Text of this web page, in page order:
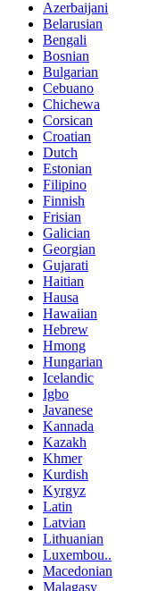
Azerbaijani
Belarusian
Bengali
Bosnian
Bulgarian
Cebuano
Chichewa
Corsican
Croatian
Dutch
Estonian
Filipino
Finnish
Frisian
Galician
Georgian
Gujarati
Haitian
Hausa
Hawaiian
Hebrew
Hmong
Hungarian
Icelandic
Igbo
Javanese
Kannada
Kazakh
Khmer
Kurdish
Kyrgyz
Latin
Latvian
Lithuanian
Luxembou..
Macedonian
Malagasy